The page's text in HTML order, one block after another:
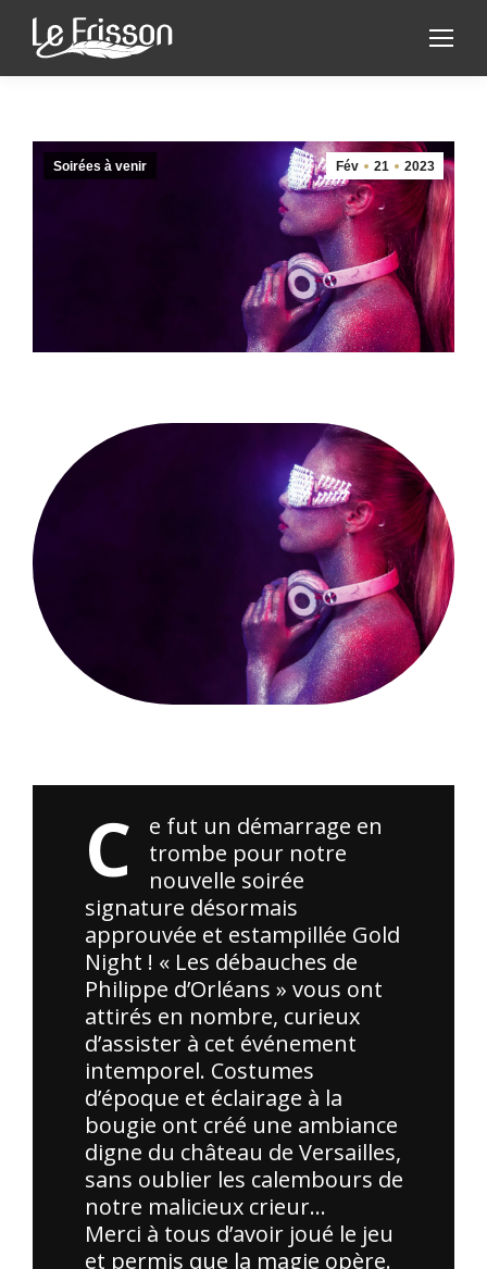
Fév 21 2023
Soirées à venir
C
e fut un démarrage en
trombe pour notre
nouvelle soirée
signature désormais
approuvée et estampillée Gold
Night ! « Les débauches de
Philippe d’Orléans » vous ont
attirés en nombre, curieux
d’assister à cet événement
intemporel. Costumes
d’époque et éclairage à la
bougie ont créé une ambiance
digne du château de Versailles,
sans oublier les calembours de
notre malicieux crieur…
Merci à tous d’avoir joué le jeu
et permis que la magie opère.